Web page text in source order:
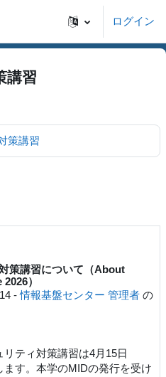
ログイン
講習
策講習
策講習について（About
）
-情報基盤センター 管理者 の
ティ対策講習は4月15日
ます。本学のMIDの発行を受け